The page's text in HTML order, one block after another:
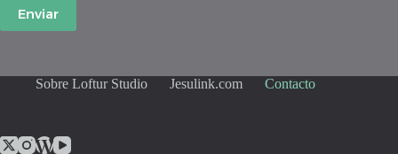
Sobre Loftur Studio Jesulink.com Contacto